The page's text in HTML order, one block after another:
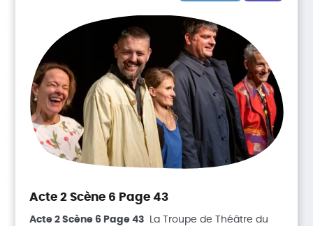
Acte 2 Scène 6 Page 43
Acte 2 Scène 6 Page 43
La Troupe de Théâtre du